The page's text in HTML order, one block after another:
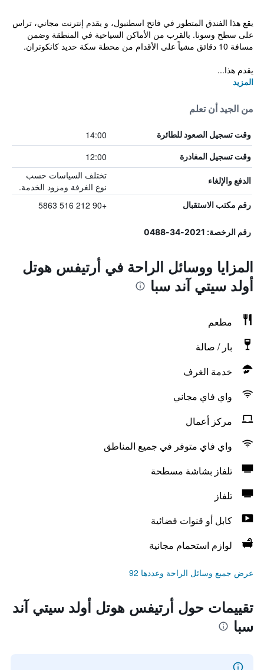
يقع هذا الفندق المتطور في فاتح اسطنبول، و يقدم إنترنت مجاني، تراس
على سطح وسونا. بالقرب من الأماكن السياحية في المنطقة وضمن
مسافة 10 دقائق مشياً على الأقدام من محطة سكة حديد كانكوتران.
يقدم هذا...
المزيد
من الجيد أن تعلم
وقت تسجيل الصعود للطائرة 14:00
وقت تسجيل المغادرة 12:00
الدفع والإلغاء
تختلف السياسات حسب
نوع الغرفة ومزود الخدمة.
رقم مكتب الاستقبال +90 212 516 5863
رقم الرخصة: 2021-34-0488
المزايا ووسائل الراحة في أرتيفس هوتل
أولد سيتي آند سبا
مطعم
بار / صالة
خدمة الغرف
واي فاي مجاني
مركز أعمال
واي فاي متوفر في جميع المناطق
تلفاز بشاشة مسطحة
تلفاز
كابل أو قنوات فضائية
لوازم استحمام مجانية
عرض جميع وسائل الراحة وعددها 92
تقييمات حول أرتيفس هوتل أولد سيتي آند
سبا